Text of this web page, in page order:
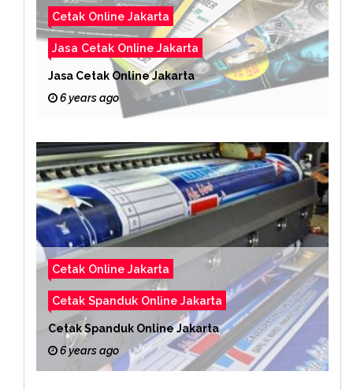
Cetak Online Jakarta
Jasa Cetak Online Jakarta
Jasa Cetak Online Jakarta
6 years ago
Cetak Online Jakarta
Cetak Spanduk Online Jakarta
Cetak Spanduk Online Jakarta
6 years ago